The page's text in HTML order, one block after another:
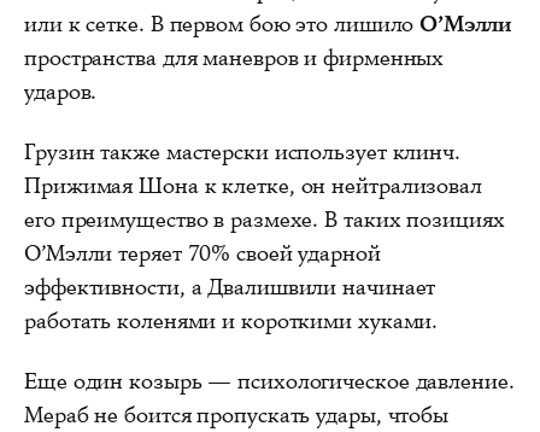
или к сетке. В первом бою это лишилоО’Мэлли
пространства для маневров и фирменных
ударов.
Грузин также мастерски использует клинч.
Прижимая Шона к клетке, он нейтрализовал
его преимущество в размехе. В таких позициях
О’Мэлли теряет 70% своей ударной
эффективности, а Двалишвили начинает
работать коленями и короткими хуками.
Еще один козырь — психологическое давление.
Мераб не боится пропускать удары, чтобы